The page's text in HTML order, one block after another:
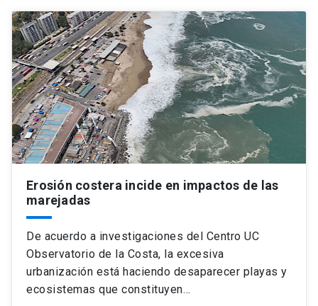
Erosión costera incide en impactos de las
marejadas
De acuerdo a investigaciones del Centro UC
Observatorio de la Costa, la excesiva
urbanización está haciendo desaparecer playas y
ecosistemas que constituyen…